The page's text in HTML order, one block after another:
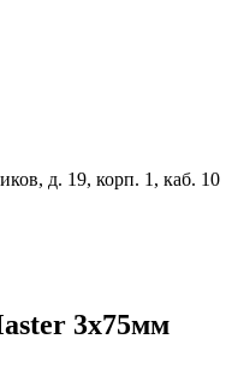
д. 19, корп. 1, каб. 10
3х75мм